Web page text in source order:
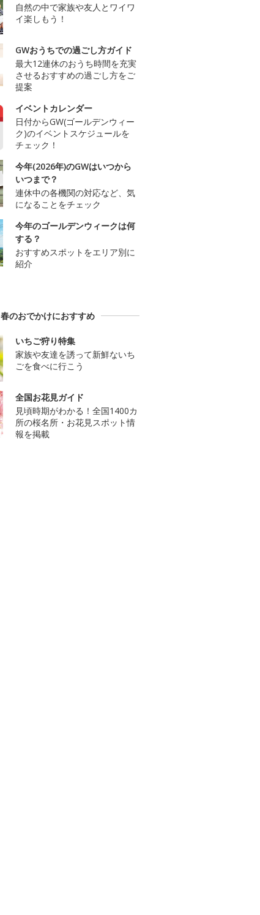
自然の中で家族や友人とワイワ
イ楽しもう！
GWおうちでの過ごし方ガイド
最大12連休のおうち時間を充実
させるおすすめの過ごし方をご
提案
イベントカレンダー
日付からGW(ゴールデンウィー
ク)のイベントスケジュールを
チェック！
今年(2026年)のGWはいつから
いつまで？
連休中の各機関の対応など、気
になることをチェック
今年のゴールデンウィークは何
する？
おすすめスポットをエリア別に
紹介
春のおでかけにおすすめ
いちご狩り特集
家族や友達を誘って新鮮ないち
ごを食べに行こう
全国お花見ガイド
見頃時期がわかる！全国1400カ
所の桜名所・お花見スポット情
報を掲載